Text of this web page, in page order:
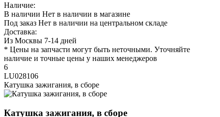
Наличие:
В наличии Нет в наличии в магазине
Под заказ Нет в наличии на центральном складе
Доставка:
Из Москвы 7-14 дней
* Цены на запчасти могут быть неточными. Уточняйте
наличие и точные цены у наших менеджеров
6
LU028106
Катушка зажигания, в сборе
Катушка зажигания, в сборе